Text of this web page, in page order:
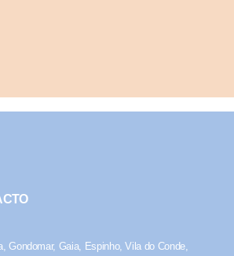
Gondomar, Gaia, Espinho, Vila do Conde,